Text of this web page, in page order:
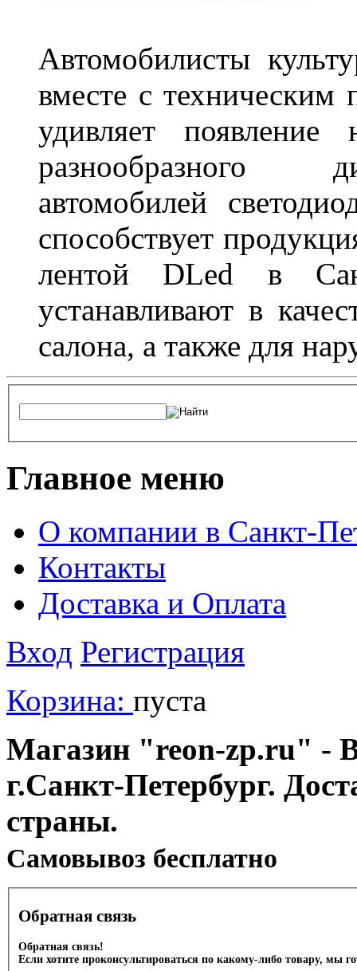
Автомобилисты
вместе с техническим
удивляет
разнообразного
автомобилей
способствует
лентой DLed в
устанавливают в
салона, а также для
Главное меню
О компании в Санкт-
Контакты
Доставка и Оплата
Вход Регистрация
Корзина: пуста
Магазин "reon-zp.ru" -
г.Санкт-Петербург.
страны.
Cамовывоз бесплатно
Обратная связь
Обратная связь!
Если хотите проконсультироваться по какому-либо товару, мы